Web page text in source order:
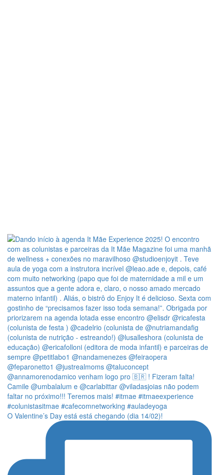
O Valentine’s Day está está chegando (dia 14/02)!